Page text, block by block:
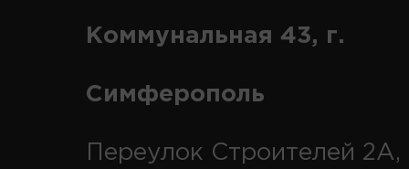
Коммунальная 43, г.
Симферополь
Переулок Строителей 2А,